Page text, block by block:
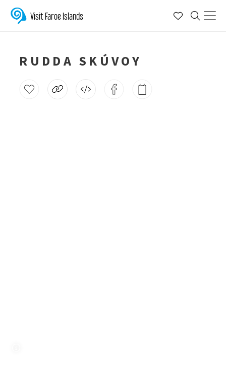
Visit Faroe Islands
RUDDA SKÚVOY